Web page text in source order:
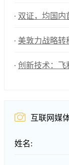
双证，均国内
美敦力战略转
创新技术：飞利浦
互联网媒
姓名: